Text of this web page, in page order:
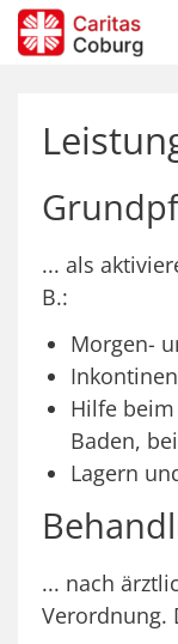
Zum Inhalt
... als
B.:
Morgen-
Hilfe
Baden,
Lagern
... nach
Verordnung.